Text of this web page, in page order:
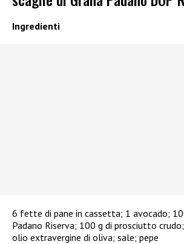
Ingredienti
6 fette di pane in cassetta; 1 avocado;
Padano Riserva; 100 g di prosciutto
olio extravergine di oliva; sale; pepe